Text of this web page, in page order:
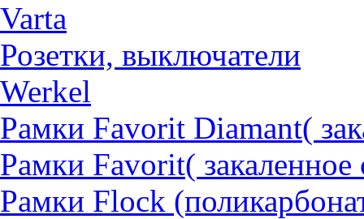
Varta
Розетки, выключатели
Werkel
Рамки Favorit Diamant(
Рамки Favorit( закаленное
Рамки Flock